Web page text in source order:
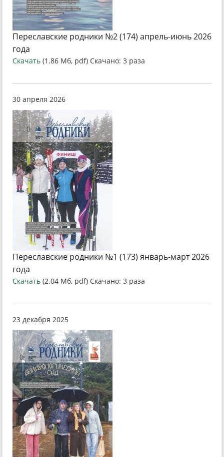
Переславские родники №2 (174) апрель-июнь 2026
года
Скачать (1.86 Мб, pdf) Скачано: 3 раза
30 апреля 2026
Переславские родники №1 (173) январь-март 2026
года
Скачать (2.04 Мб, pdf) Скачано: 3 раза
23 декабря 2025